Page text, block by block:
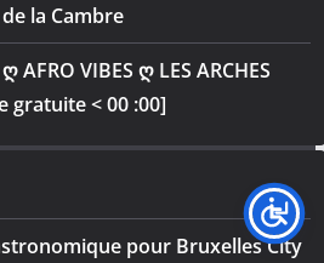
la Cambre
AFRO VIBES ღ LES ARCHES
gratuite < 00 :00]
pour Bruxelles City